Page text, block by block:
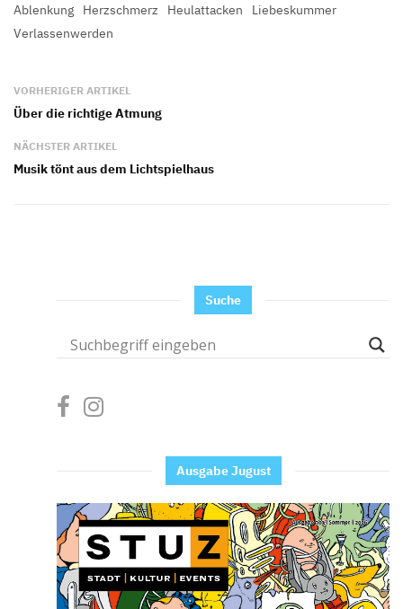
Ablenkung Herzschmerz Heulattacken
Liebeskummer
Verlassenwerden
VORHERIGER ARTIKEL
Über die richtige Atmung
NÄCHSTER ARTIKEL
Musik tönt aus dem Lichtspielhaus
Suche
Ausgabe Jugust